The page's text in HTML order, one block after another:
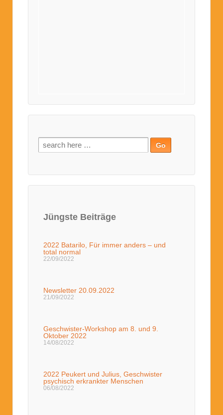
Jüngste Beiträge
2022 Batarilo, Für immer anders – und
total normal
22/09/2022
Newsletter 20.09.2022
21/09/2022
Geschwister-Workshop am 8. und 9.
Oktober 2022
14/08/2022
2022 Peukert und Julius, Geschwister
psychisch erkrankter Menschen
06/08/2022